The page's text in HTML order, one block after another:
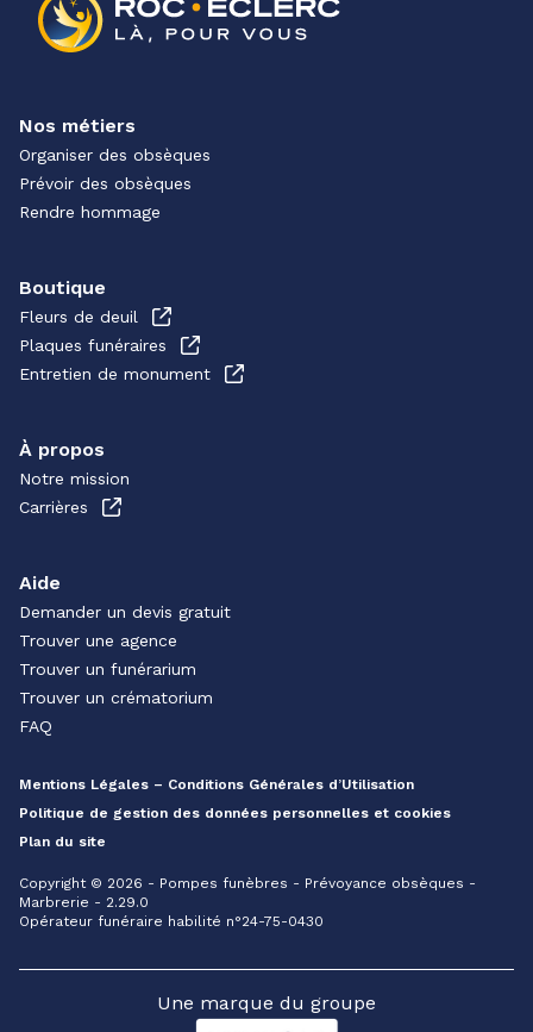
Nos métiers
Organiser des obsèques
Prévoir des obsèques
Rendre hommage
Boutique
Fleurs de deuil
Plaques funéraires
Entretien de monument
À propos
Notre mission
Carrières
Aide
Demander un devis gratuit
Trouver une agence
Trouver un funérarium
Trouver un crématorium
FAQ
Mentions Légales – Conditions Générales d’Utilisation
Politique de gestion des données personnelles et cookies
Plan du site
Copyright © 2026 - Pompes funèbres - Prévoyance obsèques -
Marbrerie - 2.29.0
Opérateur funéraire habilité n°24-75-0430
Une marque du groupe